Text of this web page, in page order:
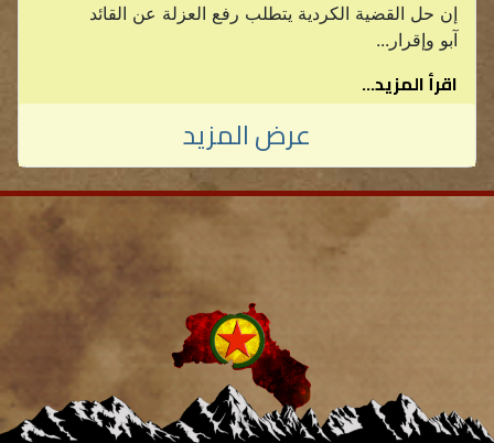
إن حل القضية الكردية يتطلب رفع العزلة عن القائد
آبو وإقرار...
اقرأ المزيد...
عرض المزيد